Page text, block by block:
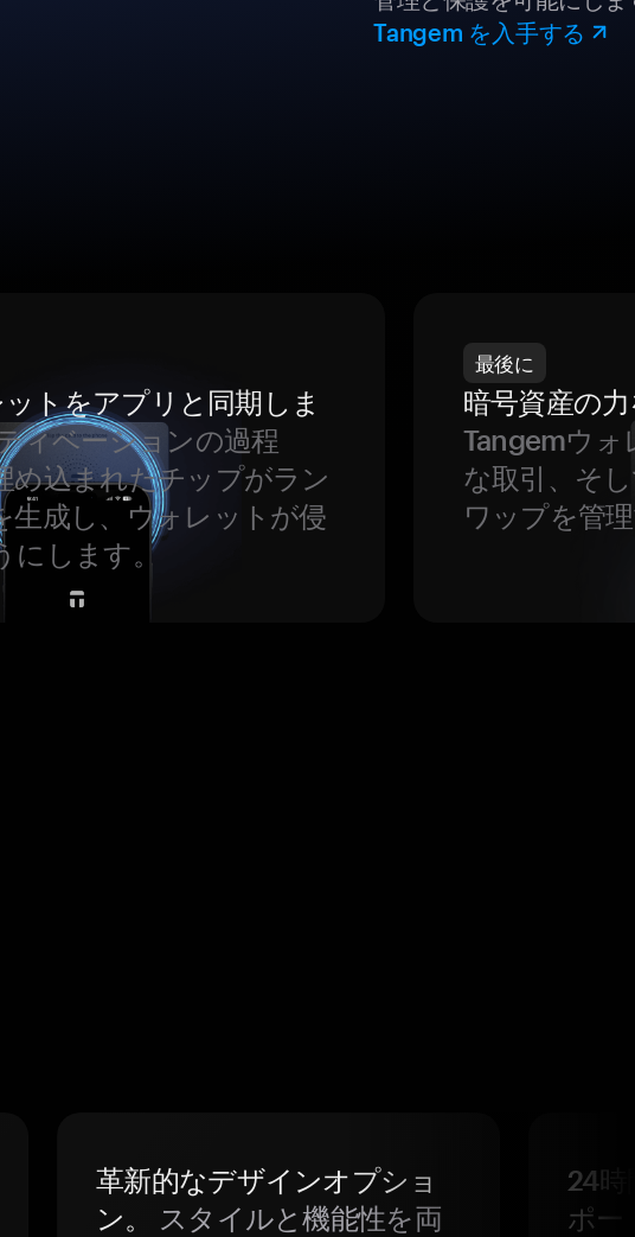
Tangem を入手する
トをアプリと同期しま
ィベーションの過程
め込まれたチップがラン
生成し、ウォレットが侵
にします。
最後に
暗号資産の
Tangemウォ
な取引、そ
ワップを管
革新的なデザインオプショ
ン。
スタイルと機能性を両
24
ポー